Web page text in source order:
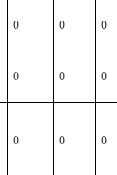
0 0 0
0 0 0
0 0 0